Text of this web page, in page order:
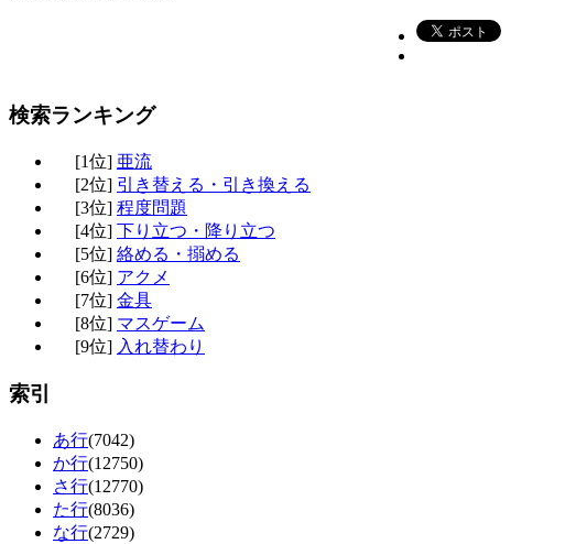
検索ランキング
[1位] 亜流
[2位] 引き替える・引き換える
[3位] 程度問題
[4位] 下り立つ・降り立つ
[5位] 絡める・搦める
[6位] アクメ
[7位] 金具
[8位] マスゲーム
[9位] 入れ替わり
索引
あ行(7042)
か行(12750)
さ行(12770)
た行(8036)
な行(2729)